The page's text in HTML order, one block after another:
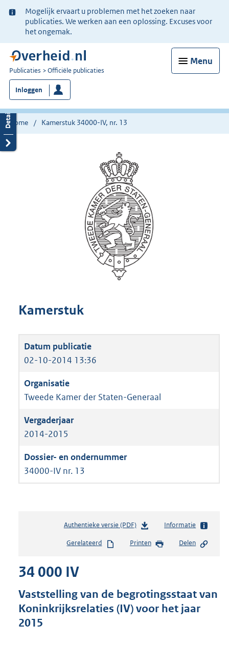
Ter
informatie:
Mogelijk ervaart u problemen met het zoeken naar
publicaties. We werken aan een oplossing. Excuses voor
het ongemak.
Menu
U
bent
nu
hier:
Publicaties Officiële publicaties
Inloggen
Home Kamerstuk 34000-IV, nr. 13
Kamerstuk
02-10-2014 13:36
Tweede Kamer der Staten-Generaal
2014-2015
34000-IV nr. 13
Authentieke versie (PDF)b
s
s
g
Informatie
Gerelateerd Printen Delen
34 000 IV
Vaststelling van de begrotingsstaat van
Koninkrijksrelaties (IV) voor het jaar
2015